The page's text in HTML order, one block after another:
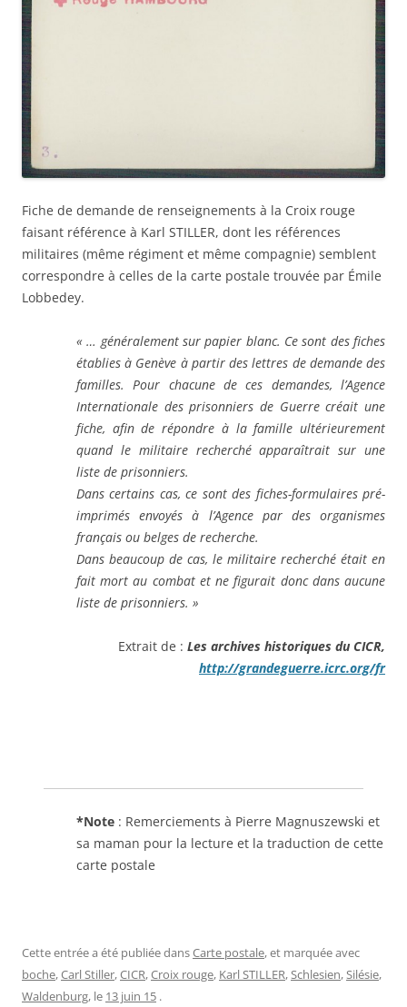
Fiche de demande de renseignements à la Croix rouge
faisant référence à Karl STILLER, dont les références
militaires (même régiment et même compagnie) semblent
correspondre à celles de la carte postale trouvée par Émile
Lobbedey.
« … généralement sur papier blanc. Ce sont des fiches
établies à Genève à partir des lettres de demande des
familles. Pour chacune de ces demandes, l’Agence
Internationale des prisonniers de Guerre créait une
fiche, afin de répondre à la famille ultérieurement
quand le militaire recherché apparaîtrait sur une
liste de prisonniers.
Dans certains cas, ce sont des fiches-formulaires pré-
imprimés envoyés à l’Agence par des organismes
français ou belges de recherche.
Dans beaucoup de cas, le militaire recherché était en
fait mort au combat et ne figurait donc dans aucune
liste de prisonniers. »
Extrait de : Les archives historiques du CICR,
http://grandeguerre.icrc.org/fr
*Note : Remerciements à Pierre Magnuszewski et
sa maman pour la lecture et la traduction de cette
carte postale
Cette entrée a été publiée dansCarte postale, et marquée avec
boche,Carl Stiller,CICR,Croix rouge, Karl STILLER,Schlesien,Silésie,
Waldenburg, le 13 juin 15 .